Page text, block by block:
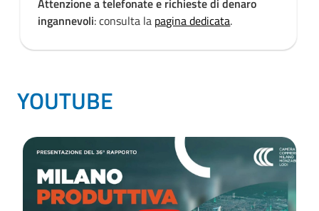
Attenzione a telefonate e richieste di denaro
ingannevoli: consulta la pagina dedicata.
YOUTUBE